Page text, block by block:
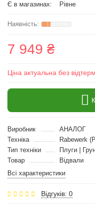
Є в магазинах:
Рівне
7 949 ₴
Ціна актуальна без
Виробник
АНАЛОГ
Техніка
Rabewerk
Тип техніки
Плуги |
Товар
Відвали
Всі характеристики
Відгуків: 0